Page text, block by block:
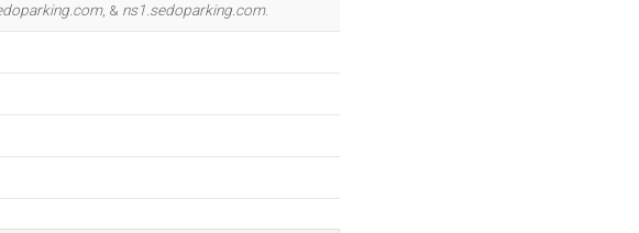
, & ns1.sedoparking.com.